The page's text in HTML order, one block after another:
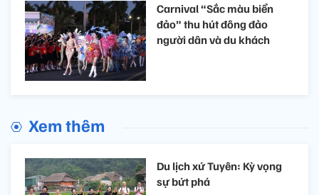
Carnival “Sắc màu biển
đảo” thu hút đông đảo
người dân và du khách
Xem thêm
Du lịch xứ Tuyên: Kỳ vọng
sự bứt phá